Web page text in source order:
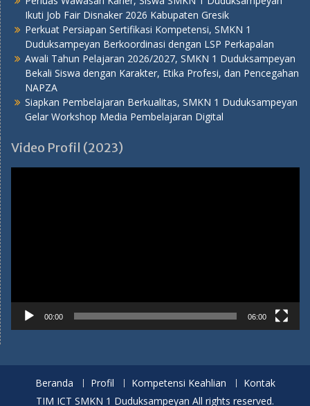
Ikuti Job Fair Disnaker 2026 Kabupaten Gresik
Perkuat Persiapan Sertifikasi Kompetensi, SMKN 1
Duduksampeyan Berkoordinasi dengan LSP Perkapalan
Awali Tahun Pelajaran 2026/2027, SMKN 1 Duduksampeyan
Bekali Siswa dengan Karakter, Etika Profesi, dan Pencegahan
NAPZA
Siapkan Pembelajaran Berkualitas, SMKN 1 Duduksampeyan
Gelar Workshop Media Pembelajaran Digital
Video Profil (2023)
00:00 06:00
Beranda Profil Kompetensi Keahlian
Kontak
TIM ICT SMKN 1 Duduksampeyan All rights reserved.